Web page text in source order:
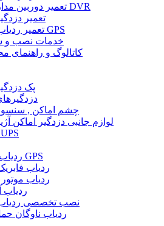
تعمیر دوربین مداربسته و DVR
تعمیر
تعمیر ردیاب خودرو GPS
خدمات نصب و
کاتالوگ و راهنمای
پک
چشم اماکن ,
لوازم جانبی دزدگیر اماکن
باتری و UPS
ردیاب و جی پی اس GPS
ردیاب
ردیاب
ردیاب
نصب تخصصی
ردیاب ناوگان